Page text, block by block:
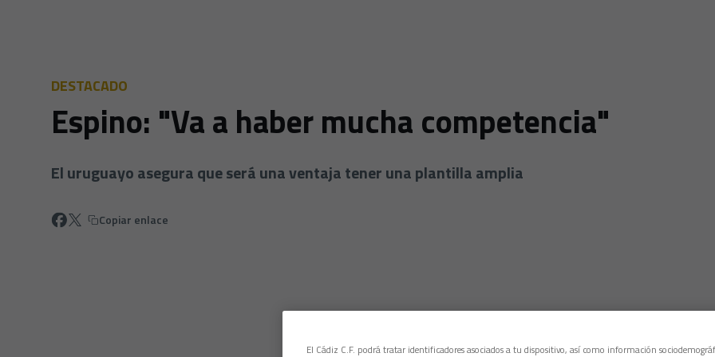
DESTACADO
Espino: "Va a haber mucha competencia"
El uruguayo asegura que será una ventaja tener una plantilla amplia
Copiar enlace
El Cádiz C.F. podrá tratar identificadores asociados a tu dispositivo, así como información